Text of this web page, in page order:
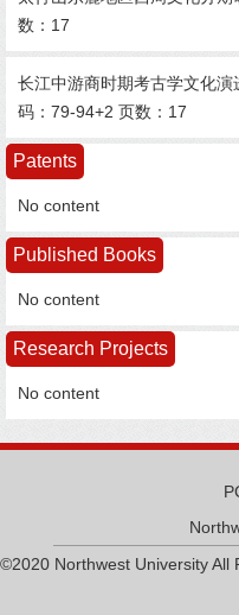
数：17
长江中游商时期考古学文化
码：79-94+2 页数：17
Patents
No content
Published Books
No content
Research Projects
No content
©2020 Northwest University All